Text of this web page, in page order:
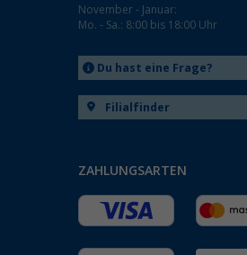
November - Januar:
Mo. - Sa.: 8:00 bis 18:00 Uhr
Du hast eine Frage?
Filialfinder
ZAHLUNGSARTEN